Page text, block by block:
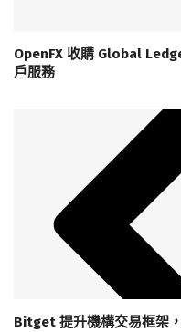
OpenFX 收購 Global
戶服務
Bitget 提升機構交易框架